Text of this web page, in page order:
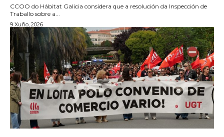
CCOO do Hábitat Galicia considera que a resolución da Inspección de
Traballo sobre a...
9 Xuño, 2026